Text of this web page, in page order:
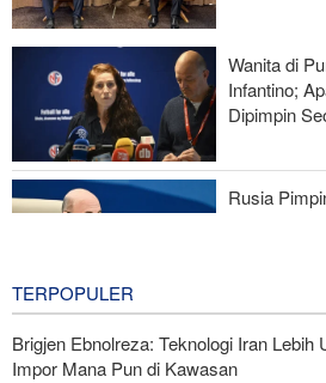
Survei Reuters: Perang dengan Iran
Ketidakstabilan Harga BBM di AS
Serangan Iran Sebabkan Lebih dari
Wanita di
Infantino;
Dipimpin
Rusia
TERPOPULER
Brigjen Ebnolreza: Teknologi Iran Lebih
Impor Mana Pun di Kawasan